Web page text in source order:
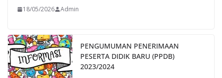
18/05/2026 Admin
PENGUMUMAN PENERIMAAN
PESERTA DIDIK BARU (PPDB)
2023/2024